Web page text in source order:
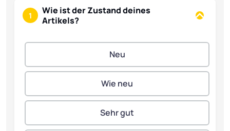
1
Wie ist der Zustand deines
Artikels?